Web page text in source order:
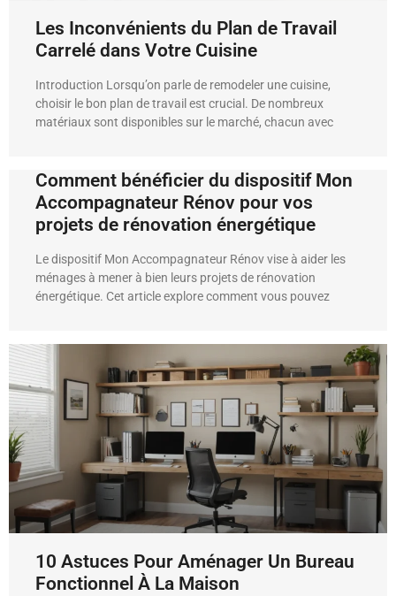
Les Inconvénients du Plan de Travail
Carrelé dans Votre Cuisine
Introduction Lorsqu’on parle de remodeler une cuisine,
choisir le bon plan de travail est crucial. De nombreux
matériaux sont disponibles sur le marché, chacun avec
Comment bénéficier du dispositif Mon
Accompagnateur Rénov pour vos
projets de rénovation énergétique
Le dispositif Mon Accompagnateur Rénov vise à aider les
ménages à mener à bien leurs projets de rénovation
énergétique. Cet article explore comment vous pouvez
10 Astuces Pour Aménager Un Bureau
Fonctionnel À La Maison